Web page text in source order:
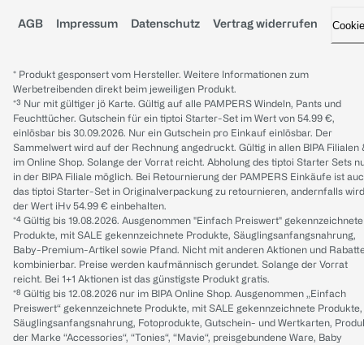
AGB Impressum Datenschutz Vertrag widerrufen
* Produkt gesponsert vom Hersteller. Weitere Informationen zum
Werbetreibenden direkt beim jeweiligen Produkt.
*³ Nur mit gültiger jö Karte. Gültig auf alle PAMPERS Windeln, Pants und
Feuchttücher. Gutschein für ein tiptoi Starter-Set im Wert von 54.99 €,
einlösbar bis 30.09.2026. Nur ein Gutschein pro Einkauf einlösbar. Der
Sammelwert wird auf der Rechnung angedruckt. Gültig in allen BIPA Filialen
im Online Shop. Solange der Vorrat reicht. Abholung des tiptoi Starter Sets
in der BIPA Filiale möglich. Bei Retournierung der PAMPERS Einkäufe ist
das tiptoi Starter-Set in Originalverpackung zu retournieren, andernfalls wird
der Wert iHv 54.99 € einbehalten.
*⁴ Gültig bis 19.08.2026. Ausgenommen "Einfach Preiswert" gekennzeichnete
Produkte, mit SALE gekennzeichnete Produkte, Säuglingsanfangsnahrung,
Baby-Premium-Artikel sowie Pfand. Nicht mit anderen Aktionen und
kombinierbar. Preise werden kaufmännisch gerundet. Solange der Vorrat
reicht. Bei 1+1 Aktionen ist das günstigste Produkt gratis.
*⁸ Gültig bis 12.08.2026 nur im BIPA Online Shop. Ausgenommen „Einfach
Preiswert“ gekennzeichnete Produkte, mit SALE gekennzeichnete Produkte,
Säuglingsanfangsnahrung, Fotoprodukte, Gutschein- und Wertkarten,
der Marke “Accessories“, “Tonies“, “Mavie“, preisgebundene Ware, Baby